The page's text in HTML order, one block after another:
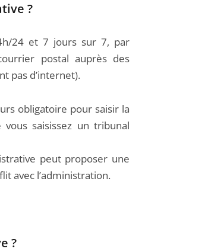
?
24 et 7 jours sur 7, par
postal auprès des
pas d’internet).
obligatoire pour saisir la
saisissez un tribunal
peut proposer une
avec l’administration.
?